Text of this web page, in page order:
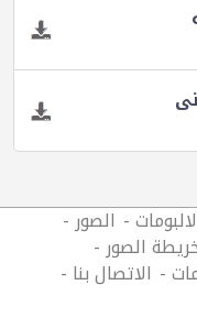
الصور
الصور
الاتصال بنا